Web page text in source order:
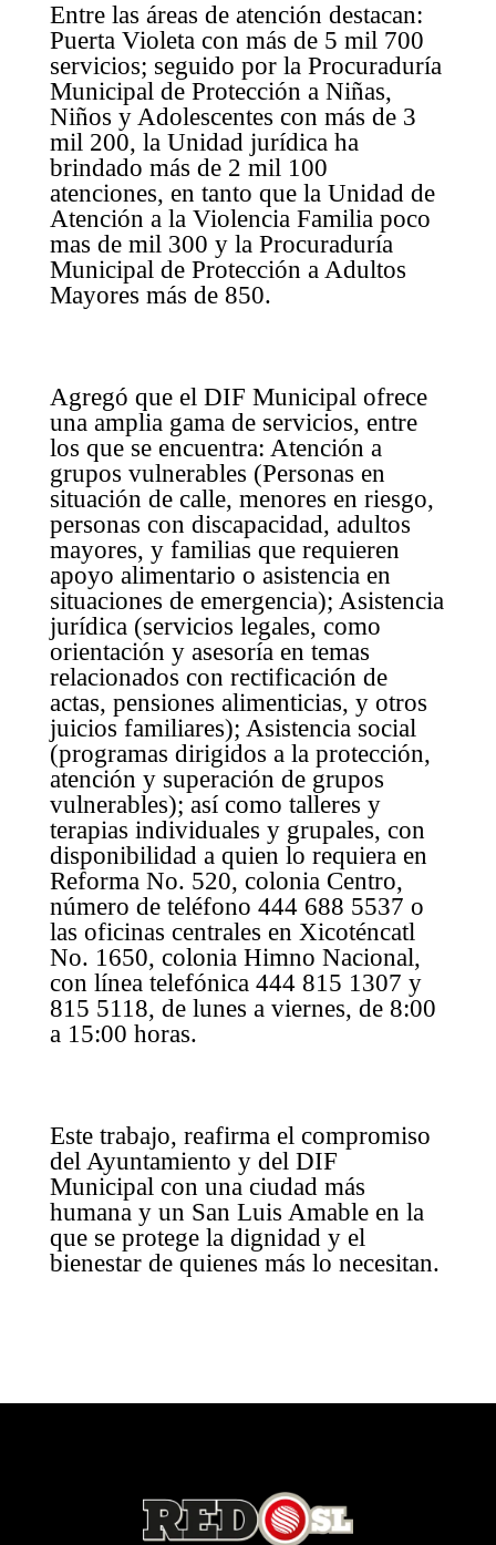
Entre las áreas de atención destacan:
Puerta Violeta con más de 5 mil 700
servicios; seguido por la Procuraduría
Municipal de Protección a Niñas,
Niños y Adolescentes con más de 3
mil 200, la Unidad jurídica ha
brindado más de 2 mil 100
atenciones, en tanto que la Unidad de
Atención a la Violencia Familia poco
mas de mil 300 y la Procuraduría
Municipal de Protección a Adultos
Mayores más de 850.
Agregó que el DIF Municipal ofrece
una amplia gama de servicios, entre
los que se encuentra: Atención a
grupos vulnerables (Personas en
situación de calle, menores en riesgo,
personas con discapacidad, adultos
mayores, y familias que requieren
apoyo alimentario o asistencia en
situaciones de emergencia); Asistencia
jurídica (servicios legales, como
orientación y asesoría en temas
relacionados con rectificación de
actas, pensiones alimenticias, y otros
juicios familiares); Asistencia social
(programas dirigidos a la protección,
atención y superación de grupos
vulnerables); así como talleres y
terapias individuales y grupales, con
disponibilidad a quien lo requiera en
Reforma No. 520, colonia Centro,
número de teléfono 444 688 5537 o
las oficinas centrales en Xicoténcatl
No. 1650, colonia Himno Nacional,
con línea telefónica 444 815 1307 y
815 5118, de lunes a viernes, de 8:00
a 15:00 horas.
Este trabajo, reafirma el compromiso
del Ayuntamiento y del DIF
Municipal con una ciudad más
humana y un San Luis Amable en la
que se protege la dignidad y el
bienestar de quienes más lo necesitan.